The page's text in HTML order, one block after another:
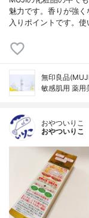
魅力です。香りが強
入りポイントです。
無印良品
敏感肌用 薬用
おやついりこ
おやついりこ